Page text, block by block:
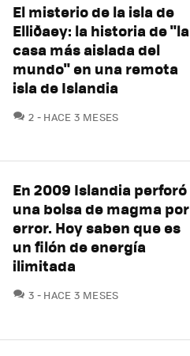
El misterio de la isla de
Elliðaey: la historia de "la
casa más aislada del
mundo" en una remota
isla de Islandia
2 COMENTARIOS
HACE 3 MESES
En 2009 Islandia perforó
una bolsa de magma por
error. Hoy saben que es
un filón de energía
ilimitada
3 COMENTARIOS
HACE 3 MESES